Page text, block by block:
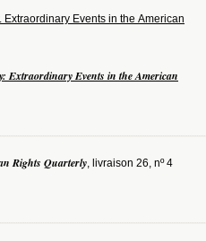
Events in the American
Extraordinary Events in the American
Rights Quarterly, livraison 26, nº 4